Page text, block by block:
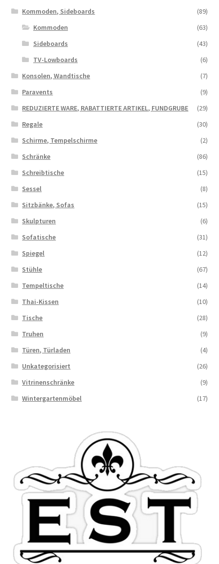
Kommoden, Sideboards
(89)
Kommoden
(63)
Sideboards
(43)
TV-Lowboards
(6)
Konsolen, Wandtische
(7)
Paravents
(9)
REDUZIERTE WARE, RABATTIERTE ARTIKEL, FUNDGRUBE
(29)
Regale
(30)
Schirme, Tempelschirme
(2)
Schränke
(86)
Schreibtische
(15)
Sessel
(8)
Sitzbänke, Sofas
(15)
Skulpturen
(6)
Sofatische
(31)
Spiegel
(12)
Stühle
(67)
Tempeltische
(14)
Thai-Kissen
(10)
Tische
(28)
Truhen
(9)
Türen, Türladen
(4)
Unkategorisiert
(26)
Vitrinenschränke
(9)
Wintergartenmöbel
(17)